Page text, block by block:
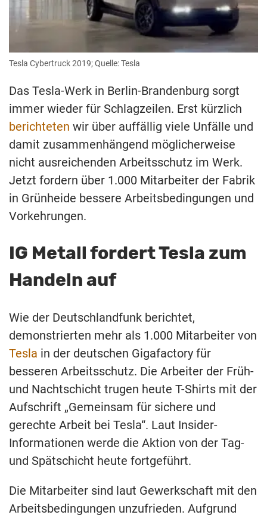
Tesla Cybertruck 2019; Quelle: Tesla
Das Tesla-Werk in Berlin-Brandenburg sorgt
immer wieder für Schlagzeilen. Erst kürzlich
berichteten wir über auffällig viele Unfälle und
damit zusammenhängend möglicherweise
nicht ausreichenden Arbeitsschutz im Werk.
Jetzt fordern über 1.000 Mitarbeiter der Fabrik
in Grünheide bessere Arbeitsbedingungen und
Vorkehrungen.
IG Metall fordert Tesla zum
Handeln auf
Wie der Deutschlandfunk berichtet,
demonstrierten mehr als 1.000 Mitarbeiter von
Tesla in der deutschen Gigafactory für
besseren Arbeitsschutz. Die Arbeiter der Früh-
und Nachtschicht trugen heute T-Shirts mit der
Aufschrift „Gemeinsam für sichere und
gerechte Arbeit bei Tesla“. Laut Insider-
Informationen werde die Aktion von der Tag-
und Spätschicht heute fortgeführt.
Die Mitarbeiter sind laut Gewerkschaft mit den
Arbeitsbedingungen unzufrieden. Aufgrund